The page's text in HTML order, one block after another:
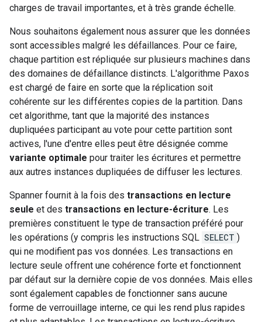
charges de travail importantes, et à très grande échelle.
Nous souhaitons également nous assurer que les données
sont accessibles malgré les défaillances. Pour ce faire,
chaque partition est répliquée sur plusieurs machines dans
des domaines de défaillance distincts. L'algorithme Paxos
est chargé de faire en sorte que la réplication soit
cohérente sur les différentes copies de la partition. Dans
cet algorithme, tant que la majorité des instances
dupliquées participant au vote pour cette partition sont
actives, l'une d'entre elles peut être désignée comme
variante optimale pour traiter les écritures et permettre
aux autres instances dupliquées de diffuser les lectures.
Spanner fournit à la fois des transactions en lecture
seule et des transactions en lecture-écriture. Les
premières constituent le type de transaction préféré pour
les opérations (y compris les instructions SQL SELECT )
qui ne modifient pas vos données. Les transactions en
lecture seule offrent une cohérence forte et fonctionnent
par défaut sur la dernière copie de vos données. Mais elles
sont également capables de fonctionner sans aucune
forme de verrouillage interne, ce qui les rend plus rapides